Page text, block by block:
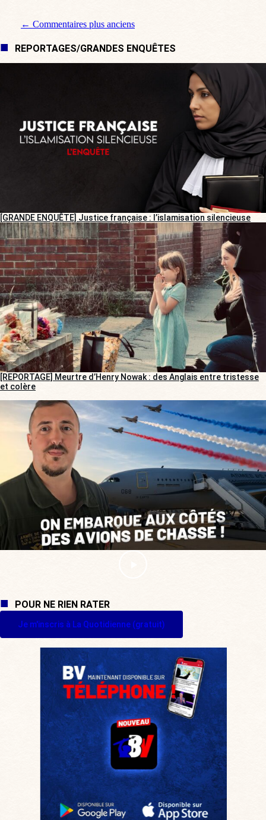
Navigation de commentaire
← Commentaires plus anciens
REPORTAGES/GRANDES ENQUÊTES
[GRANDE ENQUÊTE] Justice française : l’islamisation silencieuse
[REPORTAGE] Meurtre d’Henry Nowak : des Anglais entre tristesse
et colère
POUR NE RIEN RATER
Je m'inscris à La Quotidienne (gratuit)